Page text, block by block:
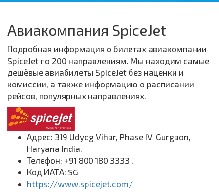
Авиакомпания SpiceJet
Подробная информация о билетах авиакомпании
SpiceJet по 200 направлениям. Мы находим самые
дешёвые авиабилеты SpiceJet без наценки и
комиссии, а также информацию о расписании
рейсов, популярных направлениях.
Адрес: 319 Udyog Vihar, Phase IV, Gurgaon,
Haryana India.
Телефон: +91 800 180 3333 .
Код ИАТА: SG
https://www.spicejet.com/